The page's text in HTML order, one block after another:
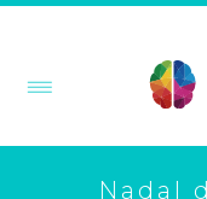
Nadal